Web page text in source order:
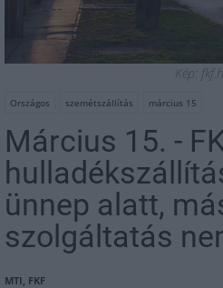
Kép:
Országos szemétszállítás március 15
Március 15. -
ünnep alatt,
szolgáltatás
MTI, FKF